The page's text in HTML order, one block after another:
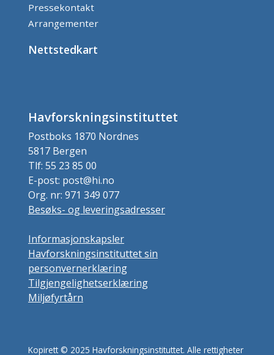
Pressekontakt
Arrangementer
Nettstedkart
Havforskningsinstituttet
Postboks 1870 Nordnes
5817 Bergen
Tlf: 55 23 85 00
E-post: post@hi.no
Org. nr: 971 349 077
Besøks- og leveringsadresser
Informasjonskapsler
Havforskningsinstituttet sin
personvernerklæring
Tilgjengelighetserklæring
Miljøfyrtårn
Kopirett © 2025 Havforskningsinstituttet. Alle rettigheter